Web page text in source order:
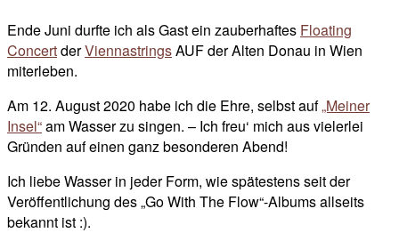
Ende Juni durfte ich als Gast ein zauberhaftes Floating
ConcertderViennastringsAUF der Alten Donau in Wien
miterleben.
Am 12. August 2020 habe ich die Ehre, selbst auf„Meiner
Insel“am Wasser zu singen. – Ich freu‘ mich aus vielerlei
Gründen auf einen ganz besonderen Abend!
Ich liebe Wasser in jeder Form, wie spätestens seit der
Veröffentlichung des „Go With The Flow“-Albums allseits
bekannt ist :).